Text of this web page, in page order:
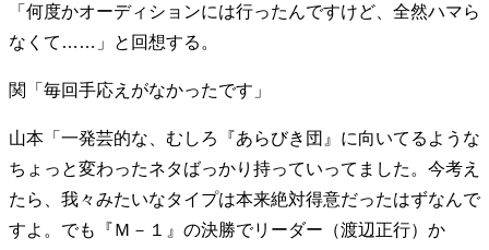
「何度かオーディションには行ったんですけど、全然ハマら
なくて……」と回想する。
関「毎回手応えがなかったです」
山本「一発芸的な、むしろ『あらびき団』に向いてるような
ちょっと変わったネタばっかり持っていってました。今考え
たら、我々みたいなタイプは本来絶対得意だったはずなんで
すよ。でも『Ｍ－１』の決勝でリーダー（渡辺正行）か